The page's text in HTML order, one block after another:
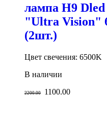
лампа H9 Dled
"Ultra Vision"
(2шт.)
Цвет свечения: 6500K
В наличии
2200.00 1100.00